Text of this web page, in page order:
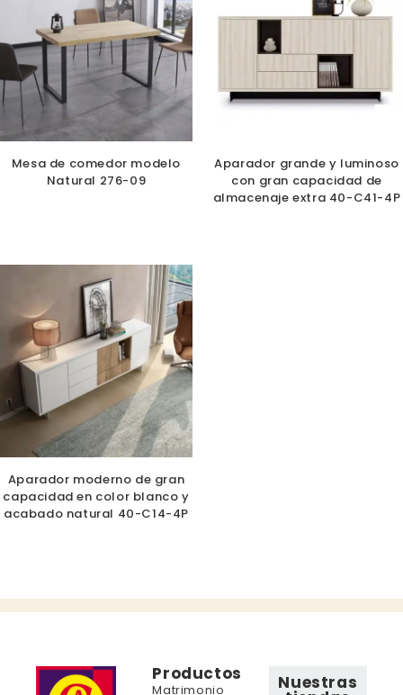
Mesa de comedor modelo
Natural 276-09
Aparador grande y luminoso
con gran capacidad de
almacenaje extra 40-C41-4P
Aparador moderno de gran
capacidad en color blanco y
acabado natural 40-C14-4P
Productos
Matrimonio
Nuestras